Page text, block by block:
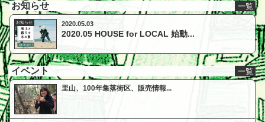
お知らせ 一覧
お知らせ 2020.05.03
2020.05 HOUSE for LOCAL 始動...
イベント 一覧
里山、100年集落街区、販売情報...